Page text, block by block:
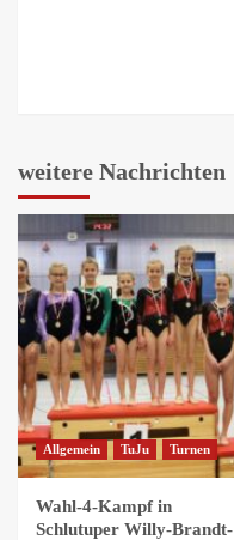
weitere Nachrichten
Allgemein TuJu Turnen
Wahl-4-Kampf in
Schlutuper Willy-Brandt-